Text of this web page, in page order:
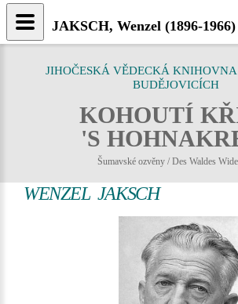
JIHOČESKÁ VĚDECKÁ
BUDĚJOVICÍCH
KOHOUTÍ
'S
Šumavské ozvěny / Des Waldes
WENZEL JAKSCH
JAKSCH, Wenzel (1896-